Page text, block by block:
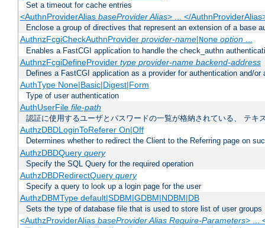
Set a timeout for cache entries
<AuthnProviderAlias baseProvider Alias> ... </
Enclose a group of directives that represent an extension of a base
AuthnzFcgiCheckAuthnProvider provider-name|None option...
Enables a FastCGI application to handle the check_authn
AuthnzFcgiDefineProvider type provider-name backend-address
Defines a FastCGI application as a provider for authentication and/or
AuthType None|Basic|Digest|Form
Type of user authentication
AuthUserFile file-path
認証に使用するユーザとパスワードの一覧が格納されている、 テキ
AuthzDBDLoginToReferer On|Off
Determines whether to redirect the Client to the Referring page on
AuthzDBDQuery query
Specify the SQL Query for the required operation
AuthzDBDRedirectQuery query
Specify a query to look up a login page for the user
AuthzDBMType default|SDBM|GDBM|NDBM|DB
Sets the type of database file that is used to store list of user groups
<AuthzProviderAlias baseProvider Alias Require-Parameters> ...